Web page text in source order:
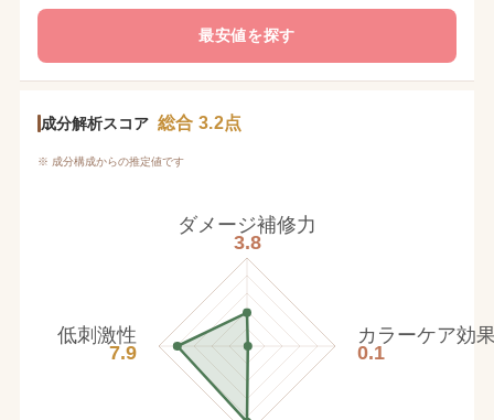
最安値を探す
成分解析スコア 総合 3.2点
※ 成分構成からの推定値です
ダメージ補修力
3.8
カラーケア効
0.1
低刺激性
7.9